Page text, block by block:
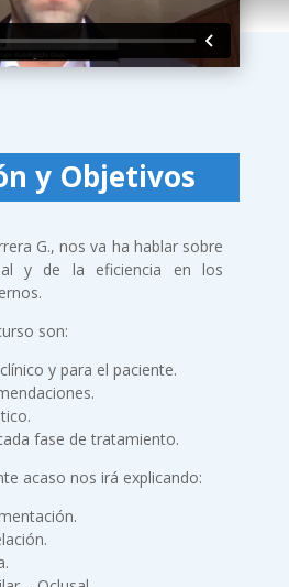
y Objetivos
G., nos va ha hablar sobre
y de la eficiencia en los
son:
y para el paciente.
fase de tratamiento.
acaso nos irá explicando: